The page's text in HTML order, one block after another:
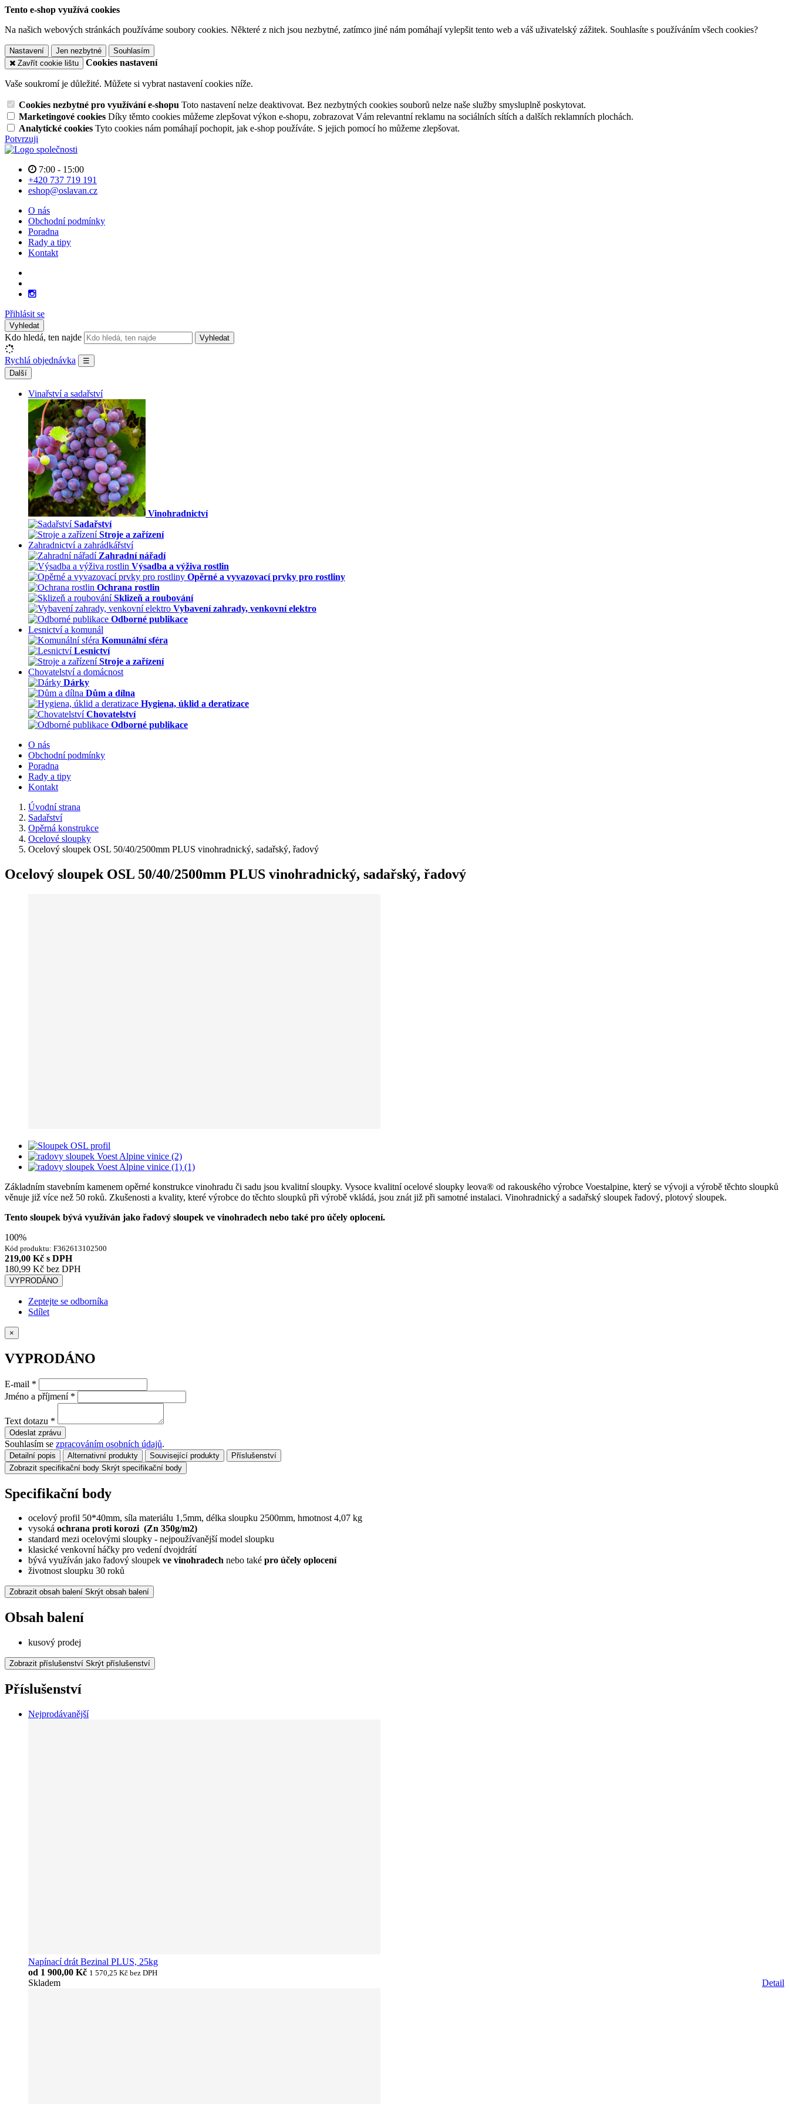
Tento e-shop využívá cookies
Na našich webových stránkách používáme soubory cookies. Některé z nich jsou nezbytné, zatímco jiné nám pomáhají vylepšit tento web a váš uživatelský zážitek. Souhlasíte s používáním všech cookies?
Nastavení Jen nezbytné
Souhlasím
Zavřít cookie lištu
Cookies nastavení
Vaše soukromí je důležité. Můžete si vybrat nastavení cookies níže.
Cookies nezbytné pro využívání e-shopu Toto nastavení nelze deaktivovat. Bez nezbytných cookies souborů nelze naše služby smysluplně poskytovat.
Marketingové cookies Díky těmto cookies můžeme zlepšovat výkon e-shopu, zobrazovat Vám relevantní reklamu na sociálních sítích a dalších reklamních plochách.
Analytické cookies Tyto cookies nám pomáhají pochopit, jak e-shop používáte. S jejich pomocí ho můžeme zlepšovat.
Potvrzuji
7:00 - 15:00
+420 737 719 191
eshop@oslavan.cz
O nás
Obchodní podmínky
Poradna
Rady a tipy
Kontakt
Přihlásit se
Vyhledat
Kdo hledá, ten najde Vyhledat
Rychlá objednávka
☰
Další
Vinařství a sadařství
Vinohradnictví
Sadařství
Stroje a zařízení
Zahradnictví a zahrádkářství
Zahradní nářadí
Výsadba a výživa rostlin
Opěrné a vyvazovací prvky pro rostliny
Ochrana rostlin
Sklizeň a roubování
Vybavení zahrady, venkovní elektro
Odborné publikace
Lesnictví a komunál
Komunální sféra
Lesnictví
Stroje a zařízení
Chovatelství a domácnost
Dárky
Dům a dílna
Hygiena, úklid a deratizace
Chovatelství
Odborné publikace
O nás
Obchodní podmínky
Poradna
Rady a tipy
Kontakt
Úvodní strana
Sadařství
Opěrná konstrukce
Ocelové sloupky
Ocelový sloupek OSL 50/40/2500mm PLUS vinohradnický, sadařský, řadový
Ocelový sloupek OSL 50/40/2500mm PLUS vinohradnický, sadařský, řadový
Základním stavebním kamenem opěrné konstrukce vinohradu či sadu jsou kvalitní sloupky. Vysoce kvalitní ocelové sloupky leova® od rakouského výrobce Voestalpine, který se vývoji a výrobě těchto sloupků
věnuje již více než 50 roků. Zkušenosti a kvality, které výrobce do těchto sloupků při výrobě vkládá, jsou znát již při samotné instalaci. Vinohradnický a sadařský sloupek řadový, plotový sloupek.
Tento sloupek bývá využíván jako řadový sloupek ve vinohradech nebo také pro účely oplocení.
100%
Kód produktu: F362613102500
219,00 Kč s DPH
180,99 Kč bez DPH
VYPRODÁNO
Zeptejte se odborníka
Sdílet
×
VYPRODÁNO
E-mail *
Jméno a příjmení *
Text dotazu *
Odeslat zprávu
Souhlasím se zpracováním osobních údajů.
Detailní popis Alternativní produkty Související produkty
Příslušenství
Zobrazit specifikační body Skrýt specifikační body
Specifikační body
ocelový profil 50*40mm, síla materiálu 1,5mm, délka sloupku 2500mm, hmotnost 4,07 kg
vysoká ochrana proti korozi (Zn 350g/m2)
standard mezi ocelovými sloupky - nejpoužívanější model sloupku
klasické venkovní háčky pro vedení dvojdrátí
bývá využíván jako řadový sloupek ve vinohradech nebo také pro účely oplocení
životnost sloupku 30 roků
Zobrazit obsah balení Skrýt obsah balení
Obsah balení
kusový prodej
Zobrazit příslušenství Skrýt příslušenství
Příslušenství
Nejprodávanější
Napínací drát Bezinal PLUS, 25kg
od 1 900,00 Kč 1 570,25 Kč bez DPH
Detail
Skladem